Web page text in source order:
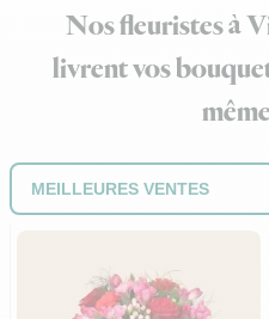
Nos fleuristes à
livrent vos